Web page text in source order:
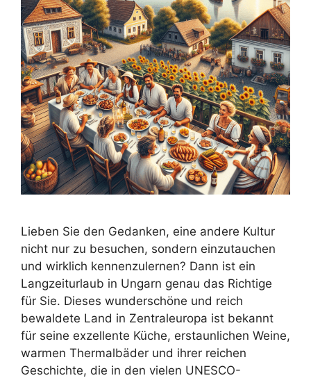
Lieben Sie den Gedanken, eine andere Kultur
nicht nur zu besuchen, sondern einzutauchen
und wirklich kennenzulernen? Dann ist ein
Langzeiturlaub in Ungarn genau das Richtige
für Sie. Dieses wunderschöne und reich
bewaldete Land in Zentraleuropa ist bekannt
für seine exzellente Küche, erstaunlichen Weine,
warmen Thermalbäder und ihrer reichen
Geschichte, die in den vielen UNESCO-